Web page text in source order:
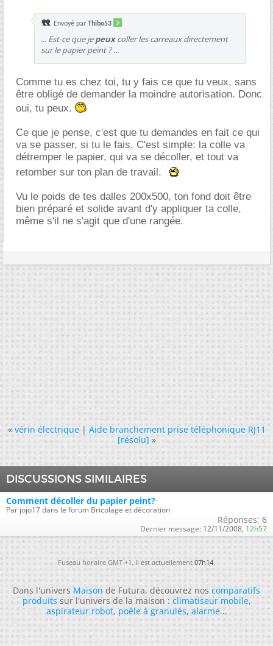
Envoyé par Thibo53
... Est-ce que jepeuxcoller les carreaux directement
sur le papier peint ? ...
Comme tu es chez toi, tu y fais ce que tu veux, sans
être obligé de demander la moindre autorisation. Donc
oui, tu peux.
Ce que je pense, c'est que tu demandes en fait ce qui
va se passer, si tu le fais. C'est simple: la colle va
détremper le papier, qui va se décoller, et tout va
retomber sur ton plan de travail.
Vu le poids de tes dalles 200x500, ton fond doit être
bien préparé et solide avant d'y appliquer ta colle,
même s'il ne s'agit que d'une rangée.
« vérin électrique|Aide branchement prise téléphonique RJ11
[résolu] »
DISCUSSIONS SIMILAIRES
Comment décoller du papier peint?
Par jojo17 dans le forum Bricolage et décoration
Réponses: 6
Dernier message: 12/11/2008, 12h57
Fuseau horaire GMT +1. Il est actuellement07h14.
Dans l'universMaisonde Futura, découvrez noscomparatifs
produitssur l'univers de la maison :climatiseur mobile,
aspirateur robot,poêle à granulés,alarme...